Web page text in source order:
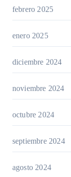
febrero 2025
enero 2025
diciembre 2024
noviembre 2024
octubre 2024
septiembre 2024
agosto 2024